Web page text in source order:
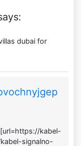
dubai for
kabel-
signalno-